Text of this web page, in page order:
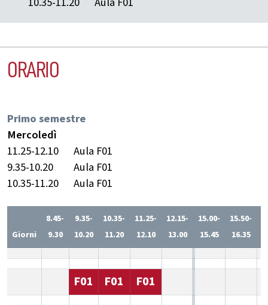
ORARIO
Primo semestre
Mercoledì
11.25-12.10
Aula F01
9.35-10.20
Aula F01
10.35-11.20
Aula F01
Giorni
8.45-
9.30
9.35-
10.20
10.35-
11.20
11.25-
12.10
12.15-
13.00
15.00-
15.45
15.50-
16.35
F01 F01 F01